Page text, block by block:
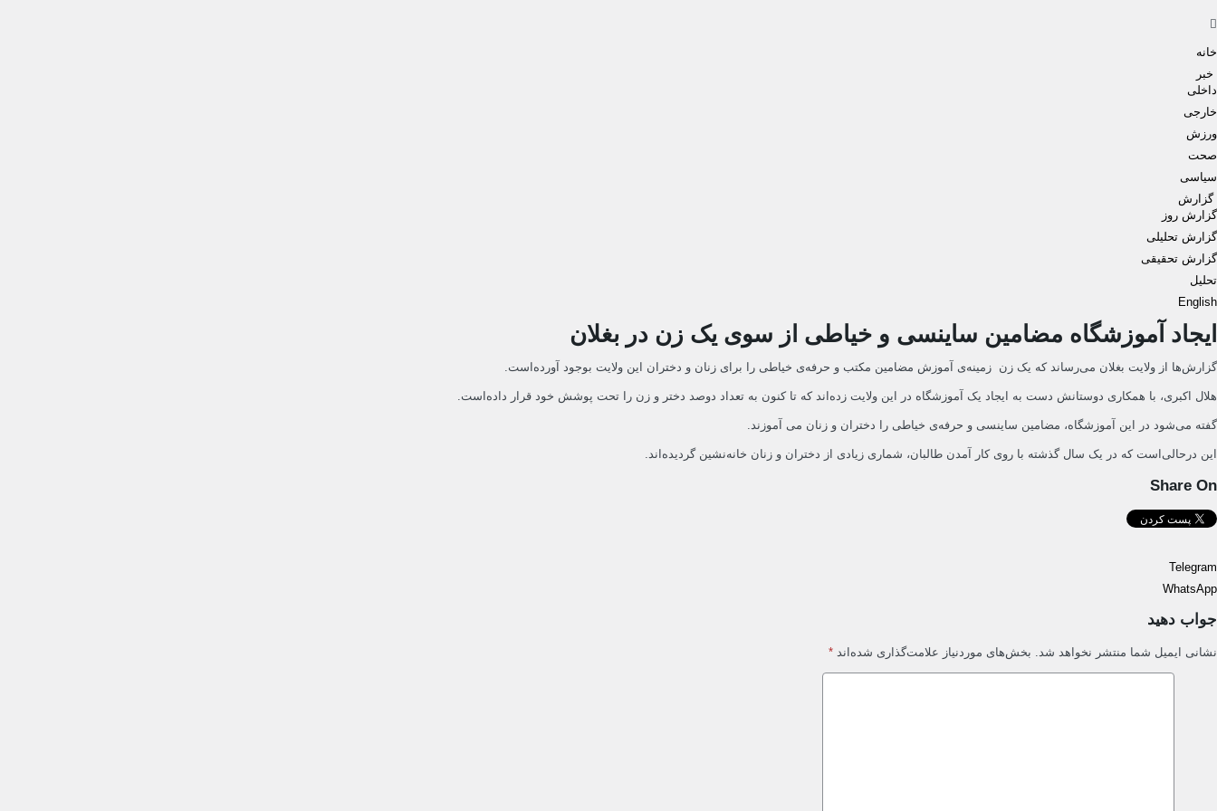
Menu
خانه
خبر
داخلی
خارجی
ورزش
صحت
سیاسی
گزارش
گزارش روز
گزارش تحلیلی
گزارش تحقیقی
تحلیل
English
ایجاد آموزشگاه مضامین ساینسی و خیاطی از سوی یک زن در بغلان
گزارش‌ها از ولایت بغلان می‌رساند که یک زن زمینه‌ی آموزش مضامین مکتب و حرفه‌ی خیاطی را برای زنان و دختران این ولایت بوجود آورده‌است.
هلال اکبری، با همکاری دوستانش دست به ایجاد یک آموزشگاه در این ولایت زده‌اند که تا کنون به تعداد دوصد دختر و زن را تحت پوشش خود قرار داده‌است.
گفته می‌شود در این آموزشگاه، مضامین ساینسی و حرفه‌ی خیاطی را دختران و زنان می آموزند.
این درحالی‌است که در یک سال گذشته با روی کار آمدن طالبان، شماری زیادی از دختران و زنان خانه‌نشین گردیده‌اند.
Share On
Telegram
WhatsApp
جواب دهید
نشانی ایمیل شما منتشر نخواهد شد. بخش‌های موردنیاز علامت‌گذاری شده‌اند *